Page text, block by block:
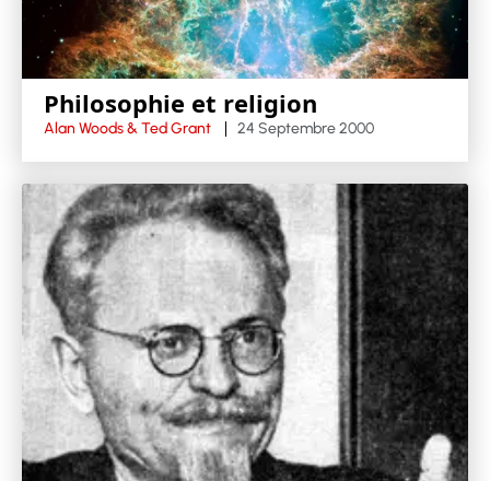
Philosophie et religion
Alan Woods & Ted Grant 24 Septembre 2000